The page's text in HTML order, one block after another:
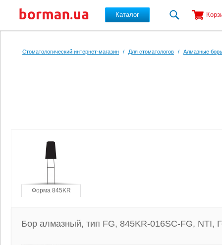
Каталог
Стоматологический интернет-магазин / Для стоматологов / Алмазные
Форма 845KR
Бор алмазный, тип FG, 845KR-016SC-FG, NTI,